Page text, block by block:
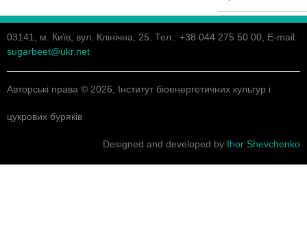
03141, м. Київ, вул. Клінічна, 25. Тел.: +38 044 275 50 00, E-mail:
sugarbeet@ukr.net
Авторські права © 2026, Інститут біоенергетичних культур і
цукрових буряків
Designed and developed by Ihor Shevchenko